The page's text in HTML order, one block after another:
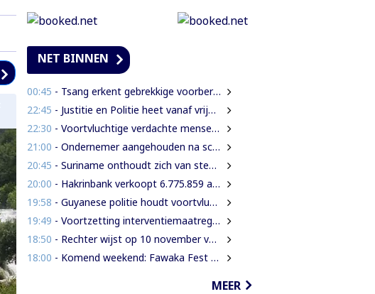
NET BINNEN
00:45 - Tsang erkent gebrekkige voorbereiding rehabilitatie Domineestraat
22:45 - Justitie en Politie heet vanaf vrijdag Justitie en Veiligheid
22:30 - Voortvluchtige verdachte mensenhandel aangehouden in Guyana en uitgeleverd aan Suriname
21:00 - Ondernemer aangehouden na schietpartij; slachtoffer gewond door schampschoten
20:45 - Suriname onthoudt zich van stemming over verlenging mandaat VN-mensenrechtenchef
20:00 - Hakrinbank verkoopt 6.775.859 aandelen in DSB via openbare digitale inschrijving
19:58 - Guyanese politie houdt voortvluchtige vrouwelijke verdachte in Guyana aan
19:49 - Voortzetting interventiemaatregelen KPS resulteren steeds weer in aantal aanhoudingen en inverzekeringstellingen van verdachte
18:50 - Rechter wijst op 10 november vonnis in civiele zaak Decembermoorden
18:00 - Komend weekend: Fawaka Fest pakt uit met topartiesten in het Zuiderpark van Den Haag
MEER